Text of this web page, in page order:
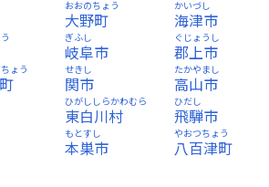
大野町
おおのちょう
海津市
かいづし
岐阜市
ぎふし
郡上市
ぐじょうし
ょう
関市
せきし
高山市
たかやまし
東白川村
ひがししらかわむら
飛騨市
ひだし
本巣市
もとすし
八百津町
やおつちょう